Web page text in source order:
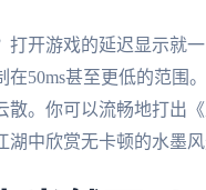
打开游戏的延迟显示就
在50ms甚至更低的范围
散。你可以流畅地打出
湖中欣赏无卡顿的水墨风